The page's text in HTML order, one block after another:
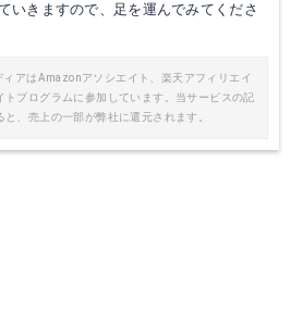
いきますので、足を運んでみてくださ
アはAmazonアソシエイト、楽天アフィリエイ
トプログラムに参加しています。当サービスの記
、売上の一部が弊社に還元されます。